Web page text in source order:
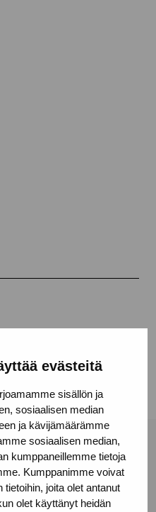
evästeitä
sisällön ja
sosiaalisen median
ja kävijämäärämme
sosiaalisen median,
kumppaneillemme tietoja
Kumppanimme voivat
joita olet antanut
olet käyttänyt heidän